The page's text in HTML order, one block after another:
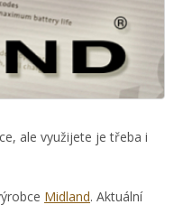
ale využijete je třeba i
Midland. Aktuální